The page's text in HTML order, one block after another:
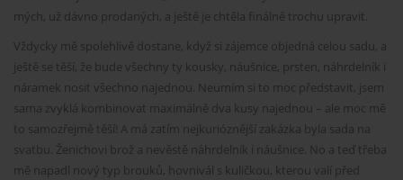
mých, už dávno prodaných, a ještě je chtěla finálně trochu upravit.
Vždycky mě spolehlivě dostane, když si zájemce objedná celou sadu, a
ještě se těší, že bude všechny ty kousky, náušnice, prsten, náhrdelník i
náramek nosit všechno najednou. Neumím si to moc představit, jsem
sama zvyklá kombinovat maximálně dva kusy najednou – ale moc mě
to samozřejmě těší! A má zatím nejkurióznější zakázka byla sada na
svatbu. Ženichovi brož a nevěstě náhrdelník i náušnice. No a teď třeba
mě napadl nový typ brouků, hovnivál s kuličkou, kterou valí před